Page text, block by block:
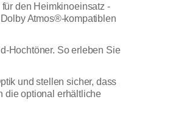
den Heimkinoeinsatz -
Atmos®-kompatiblen
Hochtöner. So erleben Sie
und stellen sicher, dass
die optional erhältliche